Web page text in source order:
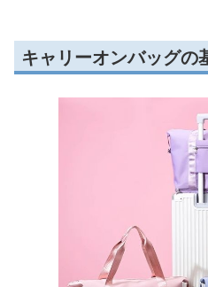
キャリーオンバッグの